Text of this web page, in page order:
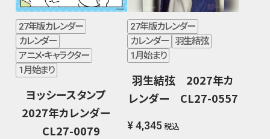
27年版カレンダー
カレンダー
アニメ・キャラクター
1月始まり
ヨッシースタンプ
2027年カレンダー
CL27-0079
27年版カレンダー
カレンダー
羽生結弦
1月始まり
羽生結弦 2027年カ
レンダー CL27-0557
¥ 4,345 税込